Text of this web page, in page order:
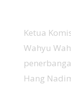
Ketua
Wahyu
Hang